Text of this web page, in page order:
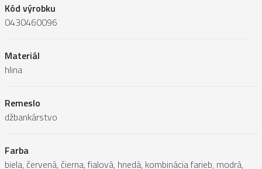
Kód výrobku
0430460096
Materiál
hlina
Remeslo
džbankárstvo
Farba
biela, červená, čierna, fialová, hnedá, kombinácia farieb, modrá,